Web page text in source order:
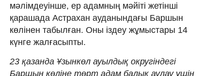
мәлімдеуінше, ер адамның мәйіті жетінші
қарашада Астрахан ауданындағы Баршын
көлінен табылған. Оны іздеу жұмыстары 14
күнге жалғасыпты.
23 қазанда Ұзынкөл ауылдық округіндегі
Баршын көліне төрт адам балық аулау үшін